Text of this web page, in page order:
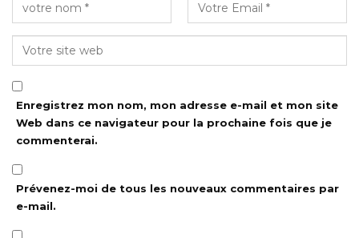
Enregistrez mon nom, mon adresse e-mail et mon site
Web dans ce navigateur pour la prochaine fois que je
commenterai.
Prévenez-moi de tous les nouveaux commentaires par
e-mail.